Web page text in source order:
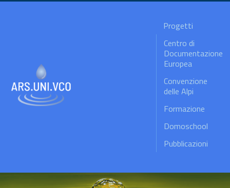
Progetti
Centro di
Documentazione
Europea
Convenzione
delle Alpi
Formazione
Domoschool
Pubblicazioni